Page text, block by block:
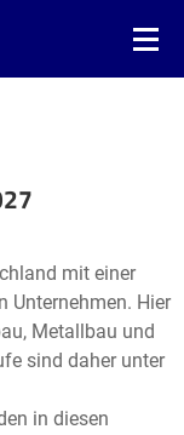
mit einer
Unternehmen. Hier
Metallbau und
sind daher unter
in diesen